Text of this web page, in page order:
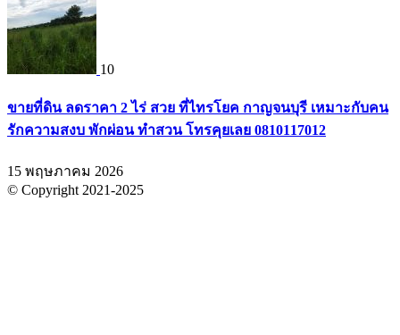
10
ขายที่ดิน ลดราคา 2 ไร่ สวย ที่ไทรโยค กาญจนบุรี เหมาะกับคน
รักความสงบ พักผ่อน ทำสวน โทรคุยเลย 0810117012
15 พฤษภาคม 2026
© Copyright 2021-2025